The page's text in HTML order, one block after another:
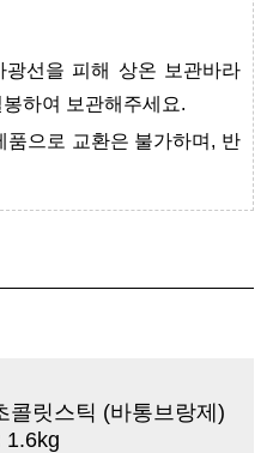
선을 피해 상온 보관바라
하여 보관해주세요.
품으로 교환은 불가하며, 반
콜릿스틱 (바통브랑제)
1.6kg